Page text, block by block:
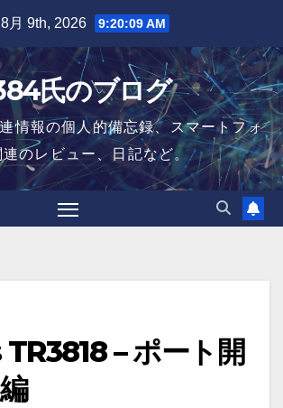
8月 9th, 2026 9:20:11 AM
氏のブログ
情報の個人的備忘録、スマートフォ
連のレビュー、日記など。
– ポート開